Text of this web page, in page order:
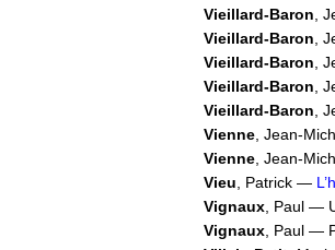
Vieillard-Baron ,
Vieillard-Baron ,
Vieillard-Baron ,
Vieillard-Baron ,
Vieillard-Baron ,
Vienne, Jean-
Vienne, Jean-
Vieu , Patrick —
Vignaux, Paul —
Vignaux, Paul —